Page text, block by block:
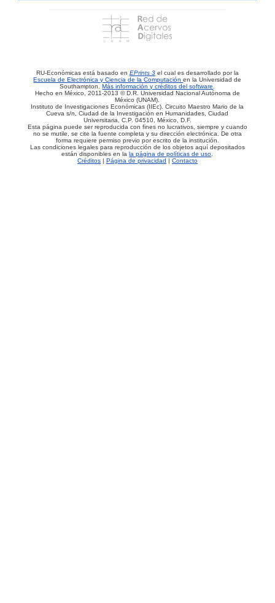
RU-Económicas está basado en EPrints 3 el cual es desarrollado por la
Escuela de Electrónica y Ciencia de la Computaciónen la Universidad de
Southampton.Más información y créditos del software.
Hecho en México, 2011-2013 © D.R. Universidad Nacional Autónoma de
México (UNAM).
Instituto de Investigaciones Económicas (IIEc). Circuito Maestro Mario de la
Cueva s/n, Ciudad de la Investigación en Humanidades, Ciudad
Universitaria, C.P. 04510, México, D.F.
Esta página puede ser reproducida con fines no lucrativos, siempre y cuando
no se mutile, se cite la fuente completa y su dirección electrónica. De otra
forma requiere permiso previo por escrito de la institución.
Las condiciones legales para reproducción de los objetos aquí depositados
están disponibles en lala página de políticas de uso.
Créditos| Página de privacidad | Contacto